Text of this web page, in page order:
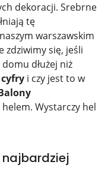
dekoracji. Srebrne
tę
warszawskim
zdziwimy się, jeśli
dłużej niż
i czy jest to w
Wystarczy hel